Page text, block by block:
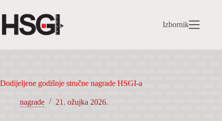
na
sadržaj
Izbornik
Dodijeljene godišnje stručne nagrade HSGI-a
nagrade 21. ožujka 2026.